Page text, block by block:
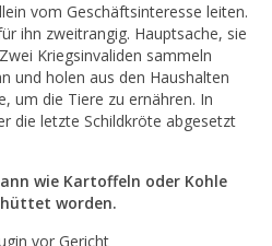
vom Geschäftsinteresse leiten.
ihn zweitrangig. Hauptsache, sie
Kriegsinvaliden sammeln
und holen aus den Haushalten
um die Tiere zu ernähren. In
die letzte Schildkröte abgesetzt
wie Kartoffeln oder Kohle
worden.
vor Gericht